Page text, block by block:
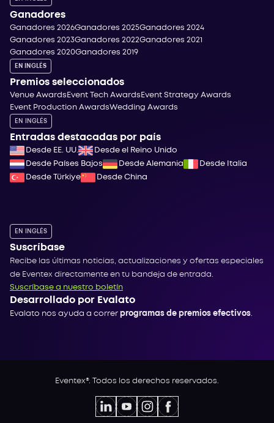
Ganadores
Ganadores 2026Ganadores 2025Ganadores 2024
Ganadores 2023Ganadores 2022Ganadores 2021
Ganadores 2020Ganadores 2019
EN INGLÉS
Premios seleccionados
Venue Awards Event Tech Awards Event Strategy Awards
Event Production AwardsWedding Awards
EN INGLÉS
Entradas destacadas por país
Desde EE. UU.
Desde el Reino Unido
Desde Países Bajos
Desde Alemania
Desde Italia
Desde Türkiye
Desde China
EN INGLÉS
Suscríbase
Recibe las últimas noticias, actualizaciones y ofertas especiales
de Eventex directamente en tu bandeja de entrada.
Suscríbase a nuestro boletín
Desarrollado por Evalato
Evalato nos ayuda a correr programas de premios efectivos
Eventex®. Todos los derechos reservados.